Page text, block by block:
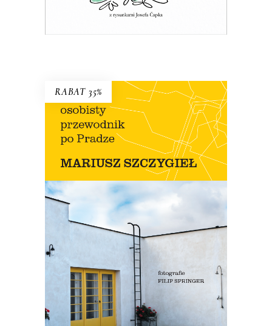
RABAT 35%
OSOBISTY PRZEWODNIK PO
PRADZE
Nowe wydanie przewodnika Szczygła!
Premiera 12 lipca
69.90zł 45.44zł
KSIĄŻKA DO KOSZYKA